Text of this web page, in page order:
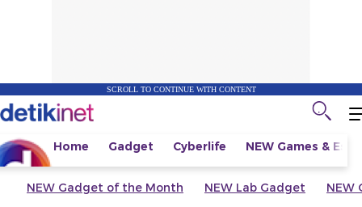
SCROLL TO CONTINUE WITH CONTENT
Home Gadget Cyberlife NEW Games &
NEW Gadget of the Month NEW Lab Gadget NEW